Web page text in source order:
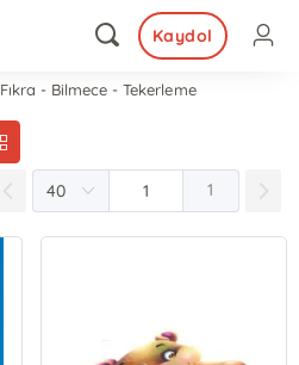
Kaydol
Fıkra - Bilmece - Tekerleme
1